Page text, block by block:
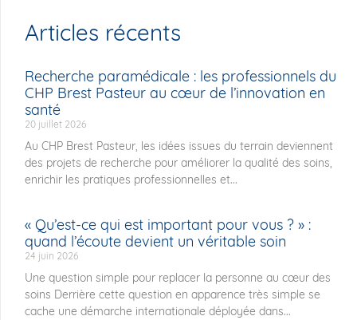
Articles récents
Recherche paramédicale : les professionnels du
CHP Brest Pasteur au cœur de l’innovation en
santé
20 juillet 2026
Au CHP Brest Pasteur, les idées issues du terrain deviennent
des projets de recherche pour améliorer la qualité des soins,
enrichir les pratiques professionnelles et...
« Qu’est-ce qui est important pour vous ? » :
quand l’écoute devient un véritable soin
24 juin 2026
Une question simple pour replacer la personne au cœur des
soins Derrière cette question en apparence très simple se
cache une démarche internationale déployée dans...